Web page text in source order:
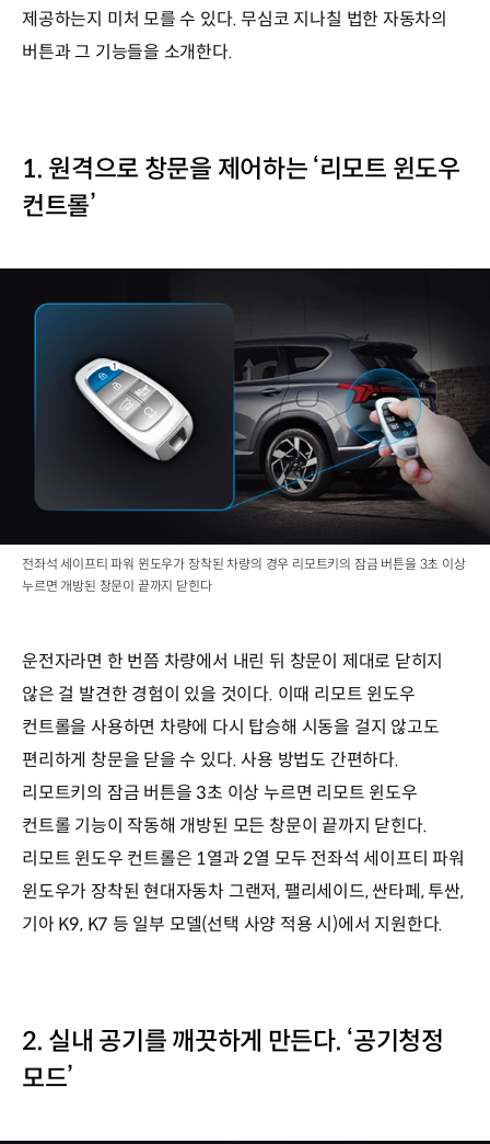
제공하는지 미처 모를 수 있다. 무심코 지나칠 법한 자동차의
버튼과 그 기능들을 소개한다.
1. 원격으로 창문을 제어하는 ‘리모트 윈도우
컨트롤’
전좌석 세이프티 파워 윈도우가 장착된 차량의 경우 리모트키의 잠금 버튼을 3초 이상
누르면 개방된 창문이 끝까지 닫힌다
운전자라면 한 번쯤 차량에서 내린 뒤 창문이 제대로 닫히지
않은 걸 발견한 경험이 있을 것이다. 이때 리모트 윈도우
컨트롤을 사용하면 차량에 다시 탑승해 시동을 걸지 않고도
편리하게 창문을 닫을 수 있다. 사용 방법도 간편하다.
리모트키의 잠금 버튼을 3초 이상 누르면 리모트 윈도우
컨트롤 기능이 작동해 개방된 모든 창문이 끝까지 닫힌다.
리모트 윈도우 컨트롤은 1열과 2열 모두 전좌석 세이프티 파워
윈도우가 장착된 현대자동차 그랜저, 팰리세이드, 싼타페, 투싼,
기아 K9, K7 등 일부 모델(선택 사양 적용 시)에서 지원한다.
2. 실내 공기를 깨끗하게 만든다. ‘공기청정
모드’